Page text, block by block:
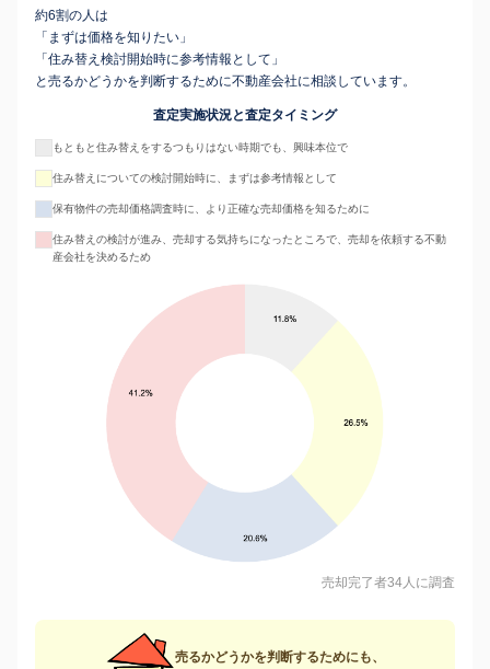
約6割の人は
「まずは価格を知りたい」
「住み替え検討開始時に参考情報として」
と売るかどうかを判断するために不動産会社に相談しています。
査定実施状況と査定タイミング
もともと住み替えをするつもりはない時期でも、興味本位で
住み替えについての検討開始時に、まずは参考情報として
保有物件の売却価格調査時に、より正確な売却価格を知るために
住み替えの検討が進み、売却する気持ちになったところで、売却を依頼する不動
産会社を決めるため
売却完了者34人に調査
売るかどうかを判断するためにも、